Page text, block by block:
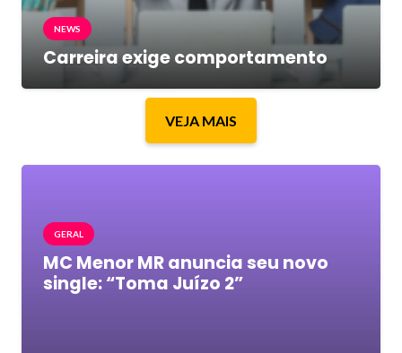
NEWS
Carreira exige comportamento
VEJA MAIS
GERAL
MC Menor MR anuncia seu novo
single: “Toma Juízo 2”